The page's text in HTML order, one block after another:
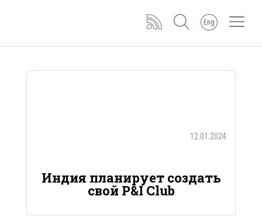
Eng
12.01.2024
Индия планирует создать
свой P&I Club